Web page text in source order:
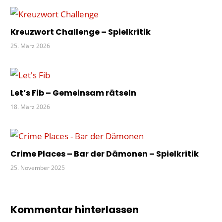
Kreuzwort Challenge – Spielkritik
25. März 2026
Let’s Fib – Gemeinsam rätseln
18. März 2026
Crime Places – Bar der Dämonen – Spielkritik
25. November 2025
Kommentar hinterlassen